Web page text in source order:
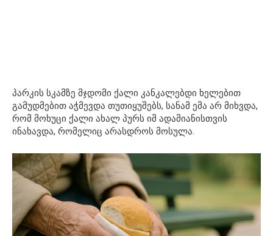
პარკის სკამზე მჯდომი ქალი კანკალებდი ხელებით
გამუდმებით აჭმევდა თუთიყუშებს, სანამ ემა არ მიხვდა,
რომ მოხუცი ქალი ახალ პურს იმ ადამიანისთვის
ინახავდა, რომელიც არასდროს მოსულა.